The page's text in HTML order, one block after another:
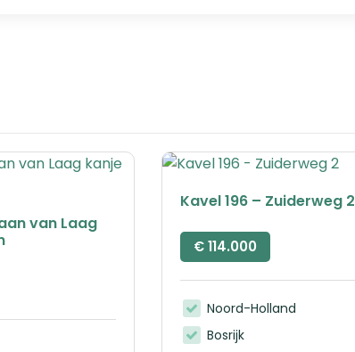
van Laag
Kavel 196 – Zuiderweg 2
€114.000
Noord-Holland
Bosrijk